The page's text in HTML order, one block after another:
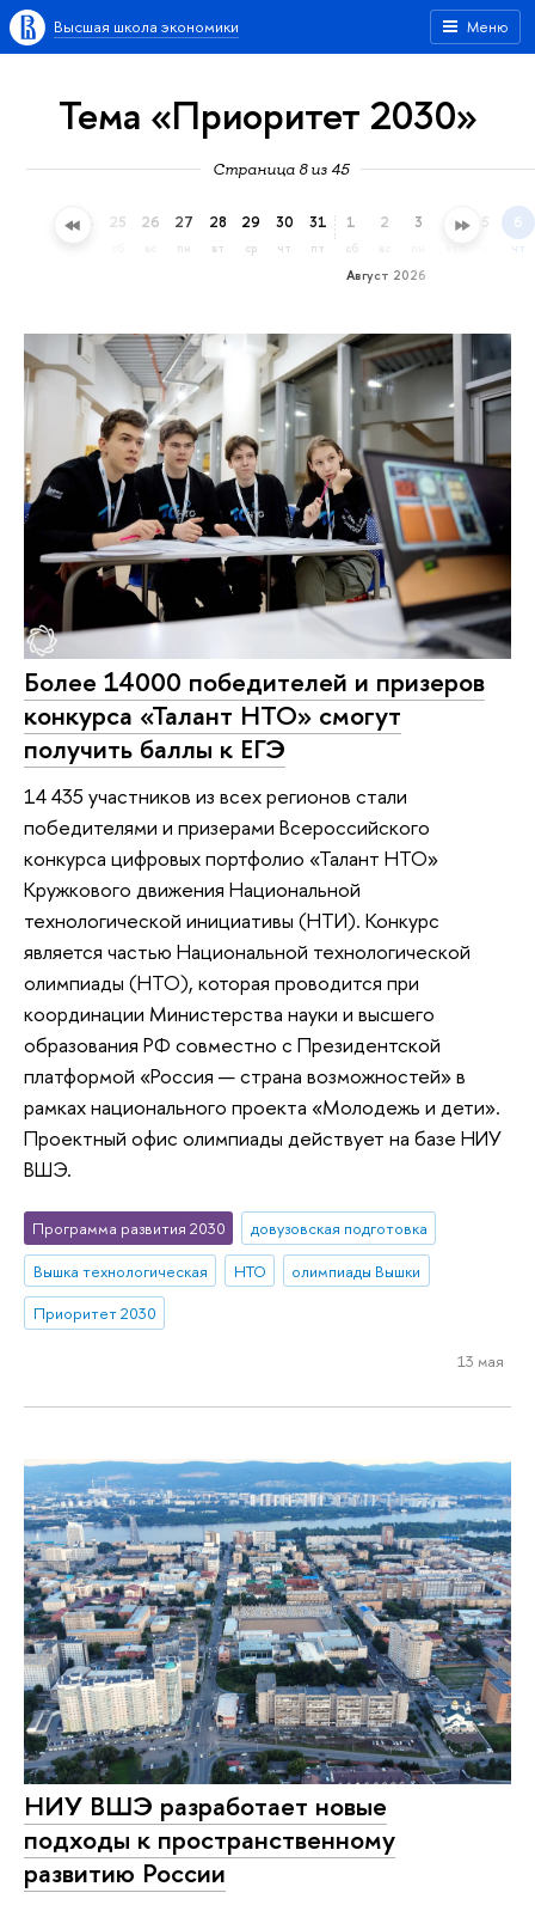
Меню
Высшая школа экономики
Тема «Приоритет 2030»
Страница 8 из 45
24 25 26 27
пн
28
вт
29
ср
30
чт
31
пт
Август 2026
1
сб
2 3 4 5 6
чт
Более 14000 победителей и призеров
конкурса «Талант НТО» смогут
получить баллы к ЕГЭ
14 435 участников из всех регионов стали
победителями и призерами Всероссийского
конкурса цифровых портфолио «Талант НТО»
Кружкового движения Национальной
технологической инициативы (НТИ). Конкурс
является частью Национальной технологической
олимпиады (НТО), которая проводится при
координации Министерства науки и высшего
образования РФ совместно с Президентской
платформой «Россия — страна возможностей» в
рамках национального проекта «Молодежь и дети».
Проектный офис олимпиады действует на базе НИУ
ВШЭ.
Программа развития 2030
довузовская подготовка
Вышка технологическая
НТО
олимпиады Вышки
Приоритет 2030
13 мая
НИУ ВШЭ разработает новые
подходы к пространственному
развитию России